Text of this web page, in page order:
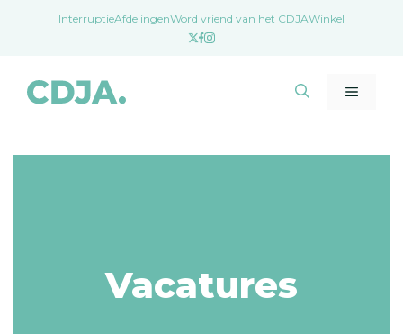
inhoud
InterruptieAfdelingenWord vriend van het CDJAWinkel
Menu
Vacatures